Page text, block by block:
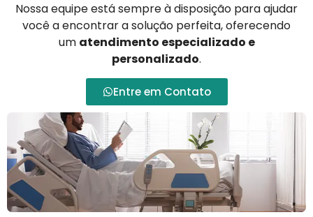
Nossa equipe está sempre à disposição para ajudar
você a encontrar a solução perfeita, oferecendo
um atendimento especializado e
personalizado.
Entre em Contato